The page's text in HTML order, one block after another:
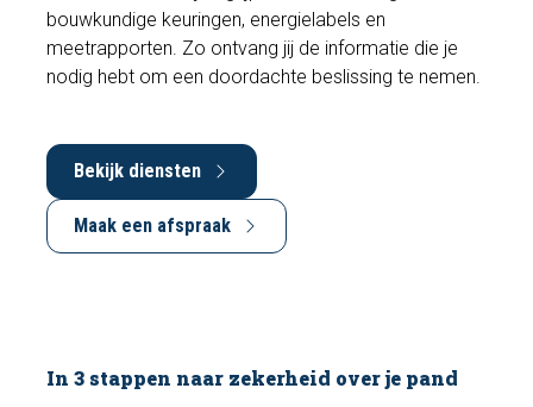
bouwkundige keuringen, energielabels en
meetrapporten. Zo ontvang jij de informatie die je
nodig hebt om een doordachte beslissing te nemen.
Bekijk diensten
Maak een afspraak
In 3 stappen naar zekerheid over je pand